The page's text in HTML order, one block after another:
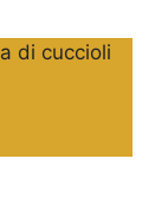
di cuccioli